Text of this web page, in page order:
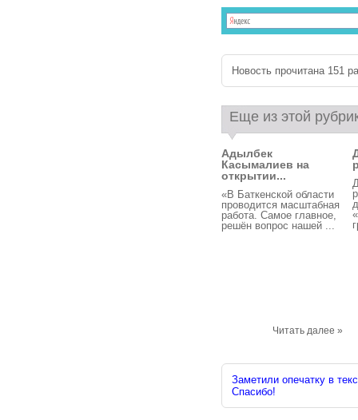
Новость прочитана 151
Еще из этой
Адылбек
Касымалиев на
открытии...
«В Баткенской области
проводится масштабная
работа. Самое главное,
решён вопрос нашей ...
Читать далее »
Заметили опечатку в
Спасибо!